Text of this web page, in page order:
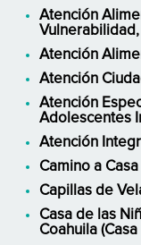
Atención
Atención
Atención
Atención
Adolescentes
Atención
Camino a Casa
Capillas de
Casa de las
Coahuila (Casa